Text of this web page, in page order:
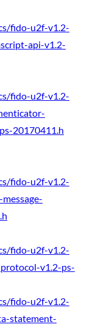
fido-u2f-v1.2-
api-v1.2-
fido-u2f-v1.2-
20170411.h
fido-u2f-v1.2-
fido-u2f-v1.2-
v1.2-ps-
fido-u2f-v1.2-
statement-